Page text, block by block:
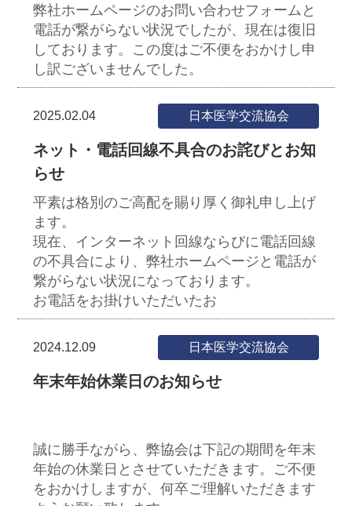
弊社ホームページのお問い合わせフォームと
電話が繋がらない状況でしたが、現在は復旧
しております。この度はご不便をおかけし申
し訳ございませんでした。
2025.02.04 日本医学交流協会
ネット・電話回線不具合のお詫びとお知
らせ
平素は格別のご高配を賜り厚く御礼申し上げ
ます。
現在、インターネット回線ならびに電話回線
の不具合により、弊社ホームページと電話が
繋がらない状況になっております。
お電話をお掛けいただいたお
2024.12.09 日本医学交流協会
年末年始休業日のお知らせ
誠に勝手ながら、弊協会は下記の期間を年末
年始の休業日とさせていただきます。ご不便
をおかけしますが、何卒ご理解いただきます